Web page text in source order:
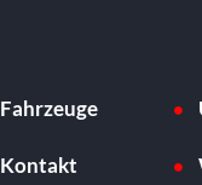
Fahrzeuge
Kontakt